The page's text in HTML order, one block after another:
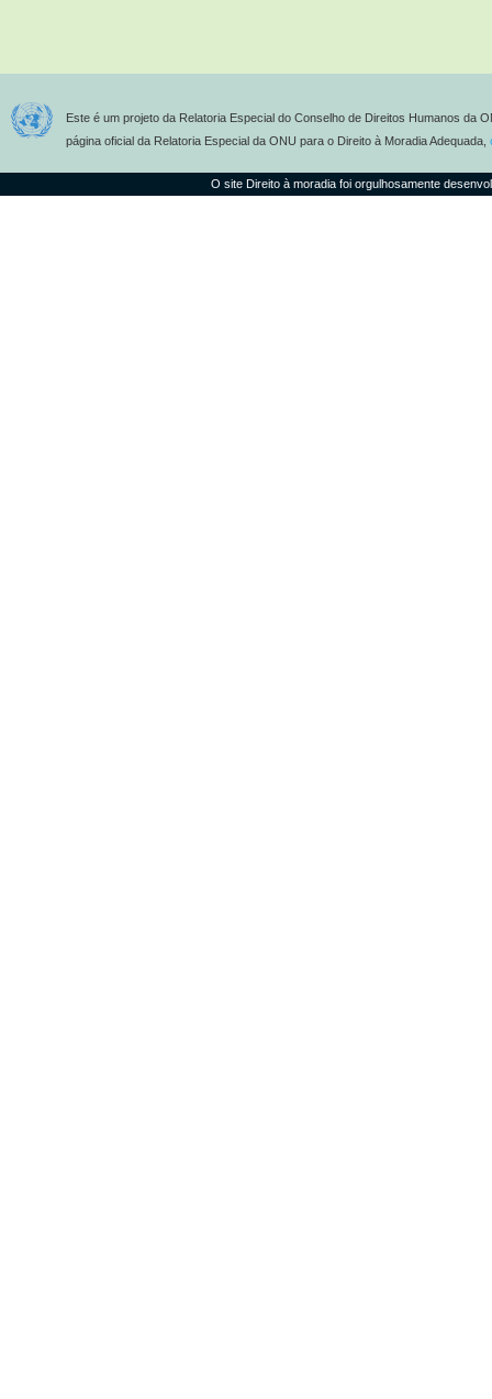
Este é um projeto da Relatoria Especial do Conselho de Direitos Humanos da
página oficial da Relatoria Especial da ONU para o Direito à Moradia Adequada,
O site Direito à moradia foi orgulhosamente